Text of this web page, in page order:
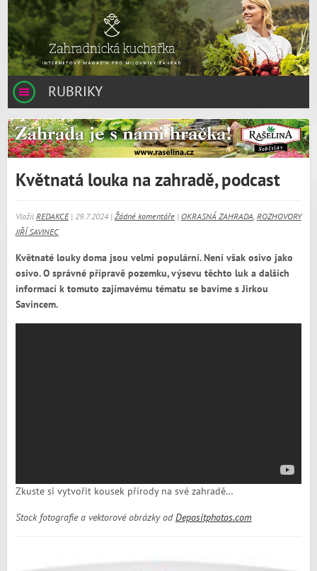
RUBRIKY
Květnatá louka na zahradě, podcast
Vložil REDAKCE| 29.7.2024 | Žádné komentáře| OKRASNÁ ZAHRADA, ROZHOVORY
JIŘÍ SAVINEC
Květnaté louky doma jsou velmi populární. Není však osivo jako
osivo. O správné přípravě pozemku, výsevu těchto luk a dalších
informací k tomuto zajímavému tématu se bavíme s Jirkou
Savincem.
Zkuste si vytvořit kousek přírody na své zahradě…
Stock fotografie a vektorové obrázky odDepositphotos.com